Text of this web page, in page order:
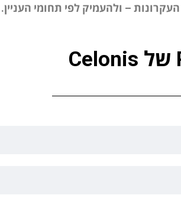
– ולהעמיק לפי תחומי העניין.